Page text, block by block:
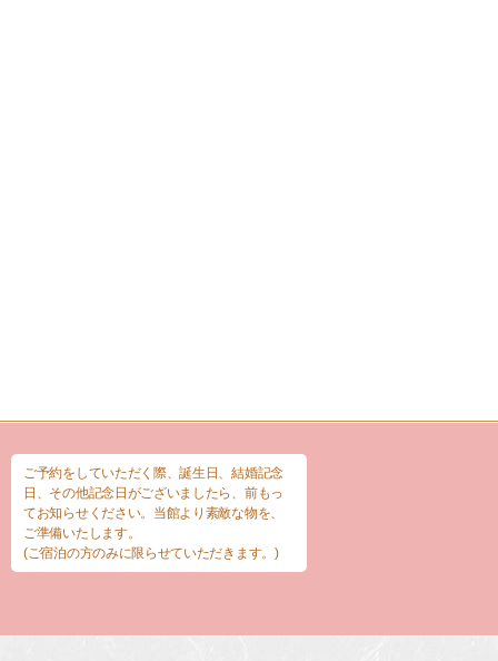
ご予約をしていただく際、誕生日、結婚記念
日、その他記念日がございましたら、前もっ
てお知らせください。当館より素敵な物を、
ご準備いたします。
(ご宿泊の方のみに限らせていただきます。)